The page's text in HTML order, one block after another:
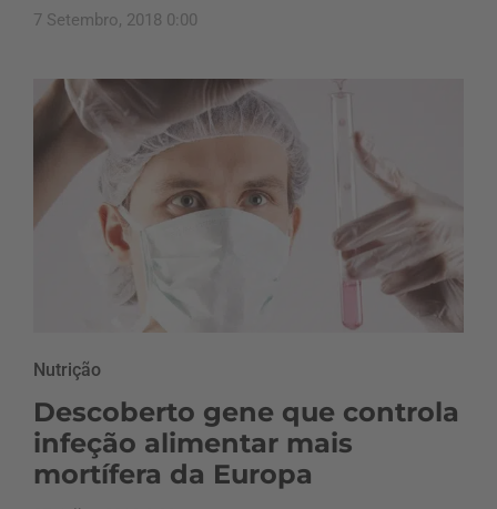
7 Setembro, 2018 0:00
Nutrição
Descoberto gene que controla
infeção alimentar mais
mortífera da Europa